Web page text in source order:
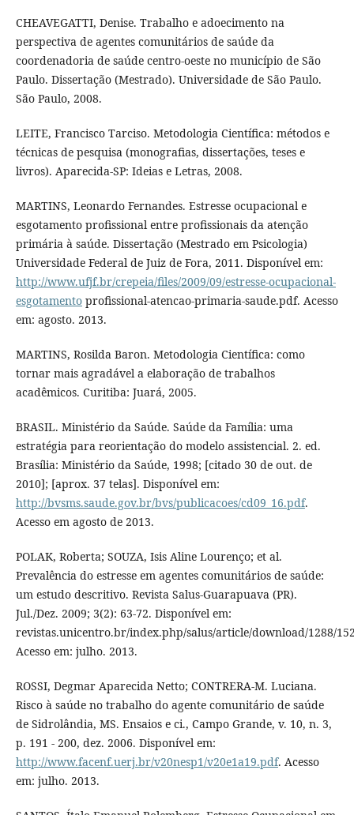
CHEAVEGATTI, Denise. Trabalho e adoecimento na
perspectiva de agentes comunitários de saúde da
coordenadoria de saúde centro-oeste no município de São
Paulo. Dissertação (Mestrado). Universidade de São Paulo.
São Paulo, 2008.
LEITE, Francisco Tarciso. Metodologia Científica: métodos e
técnicas de pesquisa (monografias, dissertações, teses e
livros). Aparecida-SP: Ideias e Letras, 2008.
MARTINS, Leonardo Fernandes. Estresse ocupacional e
esgotamento profissional entre profissionais da atenção
primária à saúde. Dissertação (Mestrado em Psicologia)
Universidade Federal de Juiz de Fora, 2011. Disponível em:
http://www.ufjf.br/crepeia/files/2009/09/estresse-ocupacional-
esgotamentoprofissional-atencao-primaria-saude.pdf. Acesso
em: agosto. 2013.
MARTINS, Rosilda Baron. Metodologia Científica: como
tornar mais agradável a elaboração de trabalhos
acadêmicos. Curitiba: Juará, 2005.
BRASIL. Ministério da Saúde. Saúde da Família: uma
estratégia para reorientação do modelo assistencial. 2. ed.
Brasília: Ministério da Saúde, 1998; [citado 30 de out. de
2010]; [aprox. 37 telas]. Disponível em:
http://bvsms.saude.gov.br/bvs/publicacoes/cd09_16.pdf.
Acesso em agosto de 2013.
POLAK, Roberta; SOUZA, Isis Aline Lourenço; et al.
Prevalência do estresse em agentes comunitários de saúde:
um estudo descritivo. Revista Salus-Guarapuava (PR).
Jul./Dez. 2009; 3(2): 63-72. Disponível em:
revistas.unicentro.br/index.php/salus/article/download/1288/
Acesso em: julho. 2013.
ROSSI, Degmar Aparecida Netto; CONTRERA-M. Luciana.
Risco à saúde no trabalho do agente comunitário de saúde
de Sidrolândia, MS. Ensaios e ci., Campo Grande, v. 10, n. 3,
p. 191 - 200, dez. 2006. Disponível em:
http://www.facenf.uerj.br/v20nesp1/v20e1a19.pdf. Acesso
em: julho. 2013.